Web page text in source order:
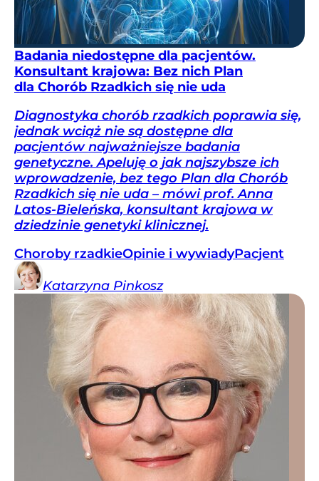
Badania niedostępne dla pacjentów.
Konsultant krajowa: Bez nich Plan
dla Chorób Rzadkich się nie uda
Diagnostyka chorób rzadkich poprawia się,
jednak wciąż nie są dostępne dla
pacjentów najważniejsze badania
genetyczne. Apeluję o jak najszybsze ich
wprowadzenie, bez tego Plan dla Chorób
Rzadkich się nie uda – mówi prof. Anna
Latos-Bieleńska, konsultant krajowa w
dziedzinie genetyki klinicznej.
Choroby rzadkieOpinie i wywiadyPacjent
Katarzyna Pinkosz